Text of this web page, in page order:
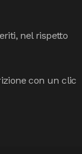
nel rispetto
con un clic